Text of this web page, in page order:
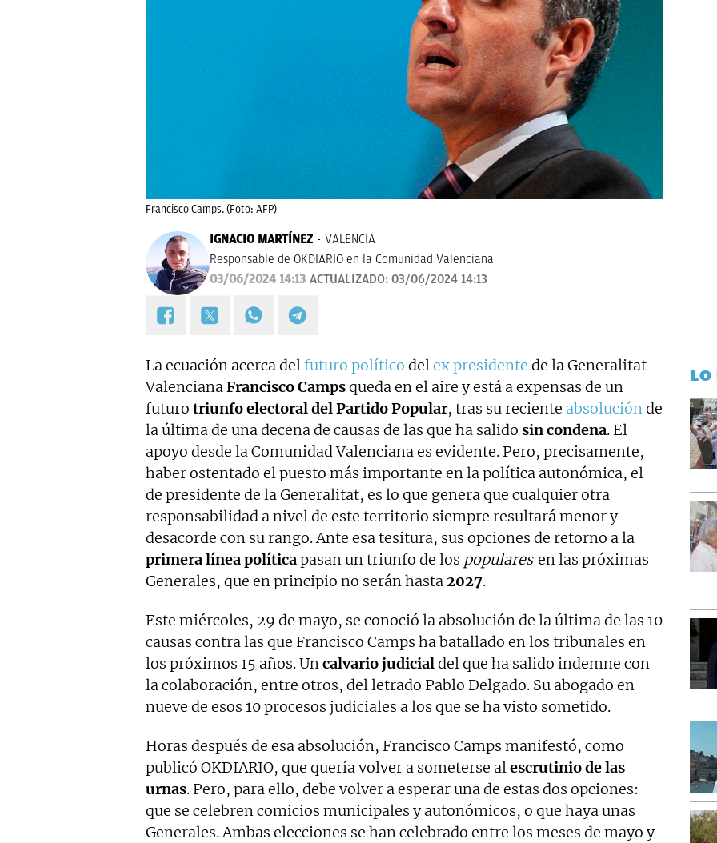
Francisco Camps. (Foto: AFP)
IGNACIO MARTÍNEZ
VALENCIA
Responsable de OKDIARIO en la Comunidad Valenciana
03/06/2024 14:13 ACTUALIZADO: 03/06/2024 14:13
La ecuación acerca delfuturo político delex presidente de la Generalitat
ValencianaFrancisco Campsqueda en el aire y está a expensas de un
futuro triunfo electoral del Partido Popular, tras su reciente absoluciónde
la última de una decena de causas de las que ha salido sin condena. El
apoyo desde la Comunidad Valenciana es evidente. Pero, precisamente,
haber ostentado el puesto más importante en la política autonómica, el
de presidente de la Generalitat, es lo que genera que cualquier otra
responsabilidad a nivel de este territorio siempre resultará menor y
desacorde con su rango. Ante esa tesitura, sus opciones de retorno a la
primera línea políticapasan un triunfo de los populares en las próximas
Generales, que en principio no serán hasta2027.
Este miércoles, 29 de mayo, se conoció la absolución de la última de las 10
causas contra las que Francisco Camps ha batallado en los tribunales en
los próximos 15 años. Uncalvario judicialdel que ha salido indemne con
la colaboración, entre otros, del letrado Pablo Delgado. Su abogado en
nueve de esos 10 procesos judiciales a los que se ha visto sometido.
Horas después de esa absolución, Francisco Camps manifestó, como
publicó OKDIARIO, que quería volver a someterse alescrutinio de las
urnas. Pero, para ello, debe volver a esperar una de estas dos opciones:
que se celebren comicios municipales y autonómicos, o que haya unas
Generales. Ambas elecciones se han celebrado entre los meses de mayo y
LO